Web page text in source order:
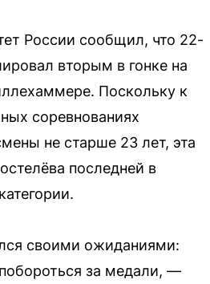
России сообщил, что 22-
вторым в гонке на
Поскольку к
соревнованиях
не старше 23 лет, эта
последней в
своими ожиданиями:
за медали, —